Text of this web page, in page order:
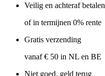
Veilig en achteraf betalen
of in termijnen 0% rente
Gratis verzending
vanaf € 50 in NL en BE
Niet goed, geld terug